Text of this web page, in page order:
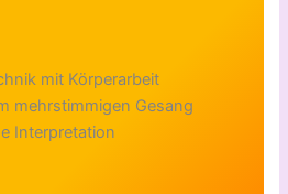
mit Körperarbeit
mehrstimmigen Gesang
Interpretation